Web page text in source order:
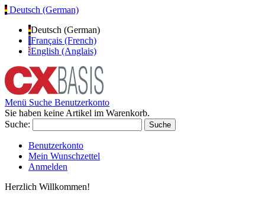
Deutsch (German)
Deutsch (German)
Français (French)
English (Anglais)
Menü Suche Benutzerkonto
Sie haben keine Artikel im Warenkorb.
Suche:
Suche
Benutzerkonto
Mein Wunschzettel
Anmelden
Herzlich Willkommen!